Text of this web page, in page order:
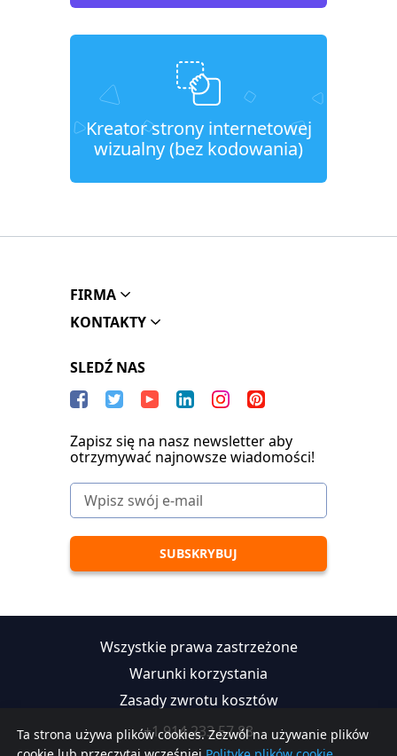
Kreator strony internetowej
wizualny (bez kodowania)
Ta strona używa plików cookies. Zezwól na używanie plików
FIRMA
KONTAKTY
SLEDŹ NAS
Zapisz się na nasz newsletter aby
otrzymywać najnowsze wiadomości!
Wszystkie prawa zastrzeżone
Warunki korzystania
Zasady zwrotu kosztów
+1 914 233 57 88